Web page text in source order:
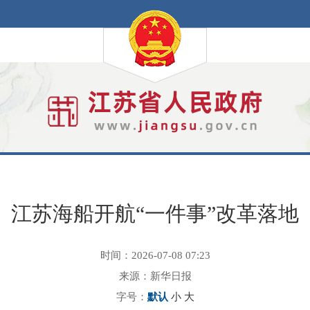
江苏海船开航“一件事”改革落地
时间：2026-07-08 07:23
来源：新华日报
字号： 默认 小 大